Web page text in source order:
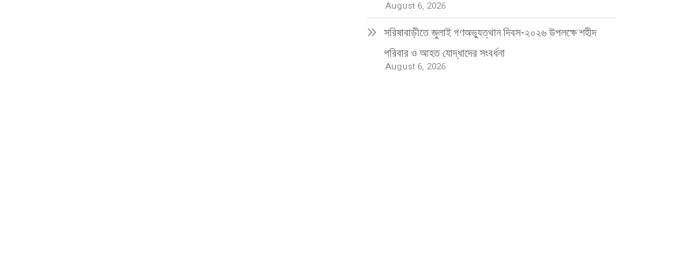
August 6, 2026
সরিষাবাড়ীতে জুলাই গণঅভ্যুত্থান দিবস-২০২৬ উপলক্ষে শহীদ
পরিবার ও আহত যোদ্ধাদের সংবর্ধনা
August 6, 2026